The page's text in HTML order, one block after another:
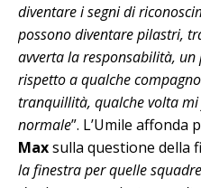
diventare i segni di
possono diventare pilastri,
avverta la responsabilità, un
rispetto a qualche
tranquillità, qualche volta
normale”. L’Umile affonda
Maxsulla questione della
la finestra per quelle